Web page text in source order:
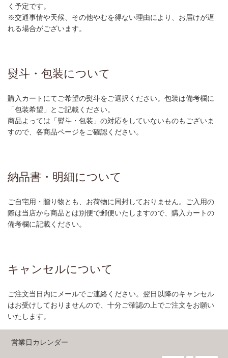
く予定です。
※交通事情や天候、その他やむを得ない理由により、お届けが遅
れる場合がございます。
熨斗・包装について
購入カートにてご希望の熨斗をご選択ください。包装は備考欄に
「包装希望」とご記載ください。
商品よっては「熨斗・包装」の対応をしていないものもございま
すので、各商品ページをご確認ください。
納品書・明細について
ご自宅用・贈り物とも、お荷物に同封しておりません。ご入用の
際は当店から商品とは別便で郵便いたしますので、購入カートの
備考欄に記載ください。
キャンセルについて
ご注文当日内にメールでご連絡ください。翌日以降のキャンセル
はお受けしておりませんので、十分ご確認の上でご注文をお願い
いたします。
営業日カレンダー